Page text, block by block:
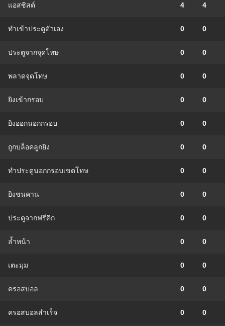
แอสซิสต์ 4 4
ทําเข้าประตูตัวเอง 0 0
ประตูจากจุดโทษ 0 0
พลาดจุดโทษ 0 0
ยิงเข้ากรอบ 0 0
ยิงออกนอกกรอบ 0 0
ถูกบล็อคลูกยิง 0 0
ทำประตูนอกกรอบเขตโทษ 0 0
ยิงชนคาน 0 0
ประตูจากฟรีคิก 0 0
ล้ำหน้า 0 0
เตะมุม 0 0
ครอสบอล 0 0
ครอสบอลสำเร็จ 0 0